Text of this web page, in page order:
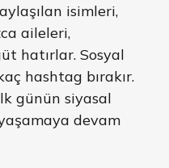
isimleri,
aileleri,
hatırlar. Sosyal
hashtag bırakır.
günün siyasal
devam